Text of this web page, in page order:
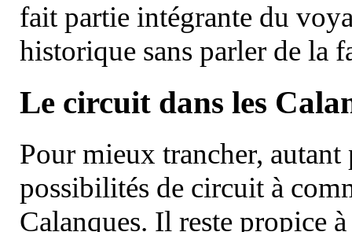
fait partie intégrante du
historique sans parler de la
Le circuit dans les
Pour mieux trancher, autant
possibilités de circuit à
Calanques. Il reste propice